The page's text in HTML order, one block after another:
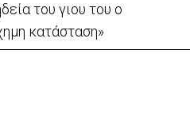
διαπιστώθηκε αυξημένη